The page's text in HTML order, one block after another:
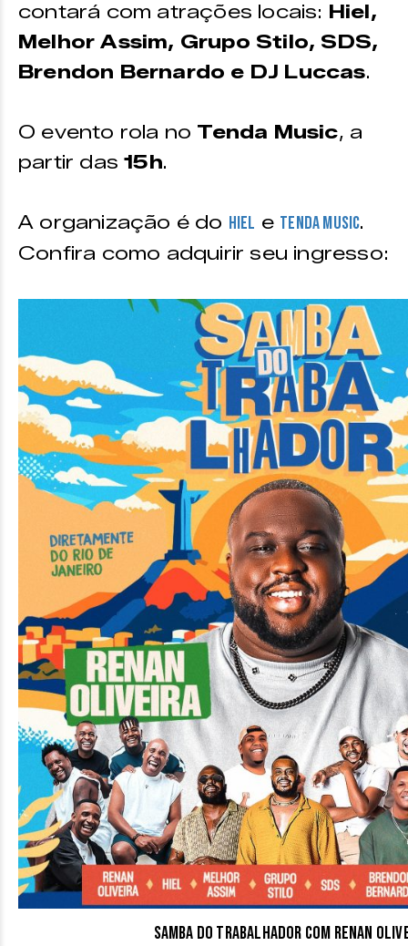
contará com atrações locais: Hiel,
Melhor Assim, Grupo Stilo, SDS,
Brendon Bernardo e DJ Luccas.
O evento rola no Tenda Music, a
partir das15h.
A organização é do Hiel e Tenda Music.
Confira como adquirir seu ingresso:
Samba do Trabalhador com Renan